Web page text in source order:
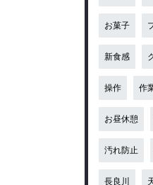
お菓子
新食感
操作 作
お昼休憩
汚れ防止
長良川